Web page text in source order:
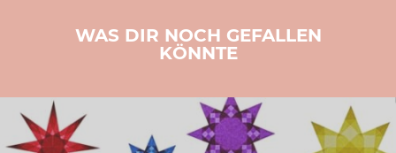
WAS DIR NOCH GEFALLEN
KÖNNTE